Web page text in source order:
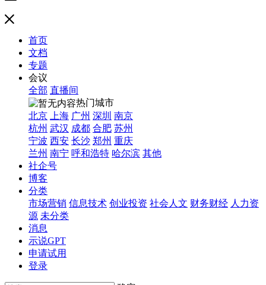
首页
文档
专题
会议
全部 直播间
热门城市
北京
上海 广州 深圳 南京
杭州 武汉 成都 合肥 苏州
宁波 西安 长沙 郑州 重庆
兰州 南宁 呼和浩特 哈尔滨 其他
社企号
博客
分类
市场营销 信息技术 创业投资 社会人文 财务财经 人力资
源 未分类
消息
示说GPT
申请试用
登录